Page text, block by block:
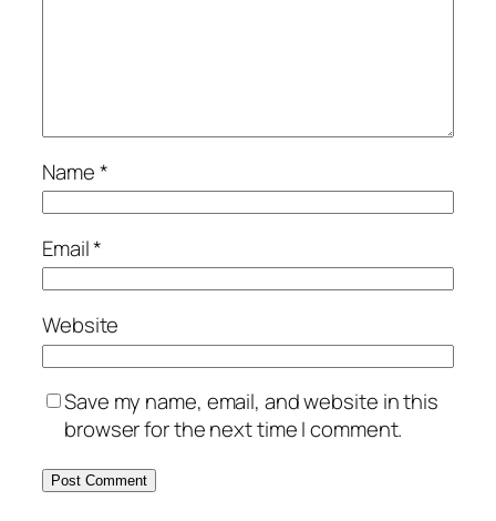
Name*
Email*
Website
Save my name, email, and website in this
browser for the next time I comment.